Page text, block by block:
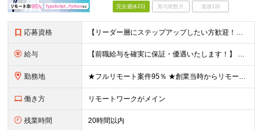
完全週休2日 賞与複数月 面接1回
応募資格 【リーダー層にステップアップしたい方歓迎！】 ■何かしらの開発経験をお持ちの方（言語不問） └テスター・ローコード開発のみや、 C言語での組み込み開発経験でも大歓迎です！ ■本社に出社できる方 └
給与 【前職給与を確実に保証・優遇いたします！】 ★経験・スキル・前職年収を考慮し、前職以上の提示を基本として決定します。 月給 34万円～48万円 ＋ 昇給査定年2回 ※経験・能力を考慮の上、社内規定
勤務地 ★フルリモート案件95％ ★創業当時からリモートワークに注力 勤務は自宅または中目黒オフィスが中心となります。 案件の約9割は受託開発ですが、 一部案件では首都圏のクライアント先で勤務いただく場合が
働き方 リモートワークがメイン
残業時間 20時間以内